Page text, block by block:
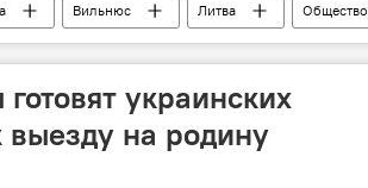
Вильнюс Литва Общество
украинских
выезду на родину